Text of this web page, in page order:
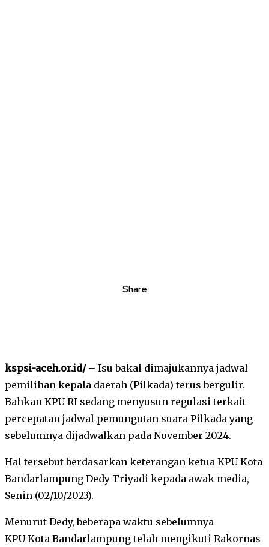
Share
kspsi-aceh.or.id/– Isu bakal dimajukannya jadwal
pemilihan kepala daerah (Pilkada) terus bergulir.
Bahkan KPU RI sedang menyusun regulasi terkait
percepatan jadwal pemungutan suara Pilkada yang
sebelumnya dijadwalkan pada November 2024.
Hal tersebut berdasarkan keterangan ketua KPU Kota
Bandarlampung Dedy Triyadi kepada awak media,
Senin (02/10/2023).
Menurut Dedy, beberapa waktu sebelumnya
KPU Kota Bandarlampung telah mengikuti Rakornas